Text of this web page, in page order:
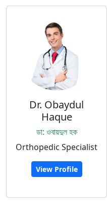
Dr. Obaydul
Haque
ডা: ওবায়দুল হক
Orthopedic Specialist
View Profile